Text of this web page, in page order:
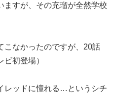
ますが、その充瑠が全然学校
こなかったのですが、20話
初登場）
レッドに憧れる…というシチ